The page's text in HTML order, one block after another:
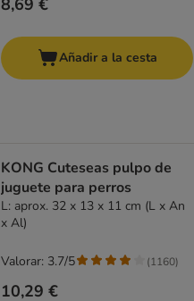
8,69 €
Añadir a la cesta
KONG Cuteseas pulpo de
juguete para perros
L: aprox. 32 x 13 x 11 cm (L x An
x Al)
10,29 €
Valorar: 3.7/5 (1160)